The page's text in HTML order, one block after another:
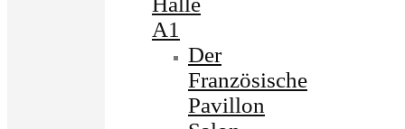
A1
Der
Französische
Pavillon